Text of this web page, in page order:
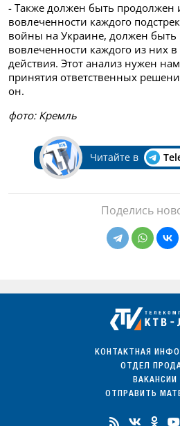
- Также должен быть продолжен
вовлеченности каждого
войны на Украине, должен быть
вовлеченности каждого из них
действия. Этот анализ нужен
принятия ответственных
он.
фото: Кремль
Читайте в
Поделись
КОНТАКТНАЯ
ОТДЕЛ
ВАКАНСИИ
ОТПРАВИТЬ